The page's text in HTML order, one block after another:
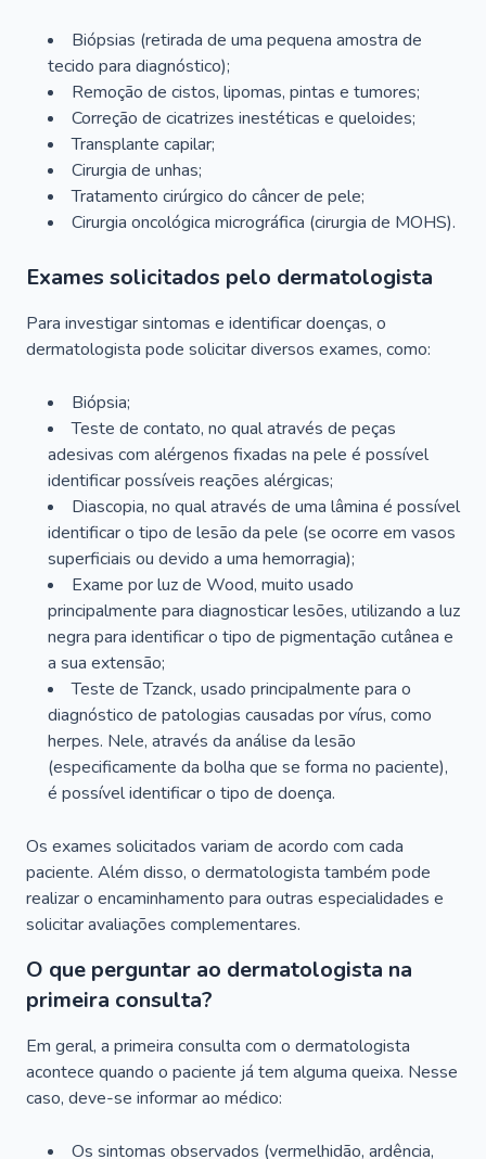
Biópsias (retirada de uma pequena amostra de
tecido para diagnóstico);
Remoção de cistos, lipomas, pintas e tumores;
Correção de cicatrizes inestéticas e queloides;
Transplante capilar;
Cirurgia de unhas;
Tratamento cirúrgico do câncer de pele;
Cirurgia oncológica micrográfica (cirurgia de MOHS).
Exames solicitados pelo dermatologista
Para investigar sintomas e identificar doenças, o
dermatologista pode solicitar diversos exames, como:
Biópsia;
Teste de contato, no qual através de peças
adesivas com alérgenos fixadas na pele é possível
identificar possíveis reações alérgicas;
Diascopia, no qual através de uma lâmina é possível
identificar o tipo de lesão da pele (se ocorre em vasos
superficiais ou devido a uma hemorragia);
Exame por luz de Wood, muito usado
principalmente para diagnosticar lesões, utilizando a luz
negra para identificar o tipo de pigmentação cutânea e
a sua extensão;
Teste de Tzanck, usado principalmente para o
diagnóstico de patologias causadas por vírus, como
herpes. Nele, através da análise da lesão
(especificamente da bolha que se forma no paciente),
é possível identificar o tipo de doença.
Os exames solicitados variam de acordo com cada
paciente. Além disso, o dermatologista também pode
realizar o encaminhamento para outras especialidades e
solicitar avaliações complementares.
O que perguntar ao dermatologista na
primeira consulta?
Em geral, a primeira consulta com o dermatologista
acontece quando o paciente já tem alguma queixa. Nesse
caso, deve-se informar ao médico:
Os sintomas observados (vermelhidão, ardência,